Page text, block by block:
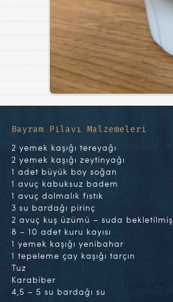
Bayram Pilavı Malzemeleri
2 yemek kaşığı tereyağı
2 yemek kaşığı zeytinyağı
1 adet büyük boy soğan
1 avuç kabuksuz badem
1 avuç dolmalık fıstık
3 su bardağı pirinç
2 avuç kuş üzümü – suda bekletilmiş
8 – 10 adet kuru kayısı
1 yemek kaşığı yenibahar
1 tepeleme çay kaşığı tarçın
Tuz
Karabiber
4,5 – 5 su bardağı su